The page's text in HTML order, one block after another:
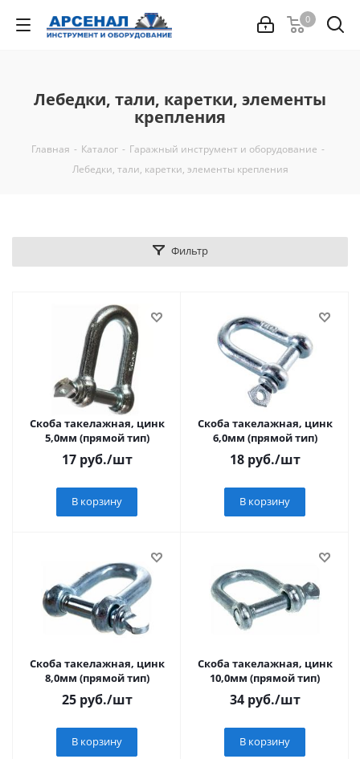
0
Лебедки, тали, каретки, элементы
крепления
Главная - Каталог - Гаражный инструмент и оборудование -
Лебедки, тали, каретки, элементы крепления
Фильтр
Скоба такелажная, цинк
5,0мм (прямой тип)
17руб./шт
В корзину
Скоба такелажная, цинк
6,0мм (прямой тип)
18руб./шт
В корзину
Скоба такелажная, цинк
8,0мм (прямой тип)
25руб./шт
В корзину
Скоба такелажная, цинк
10,0мм (прямой тип)
34руб./шт
В корзину